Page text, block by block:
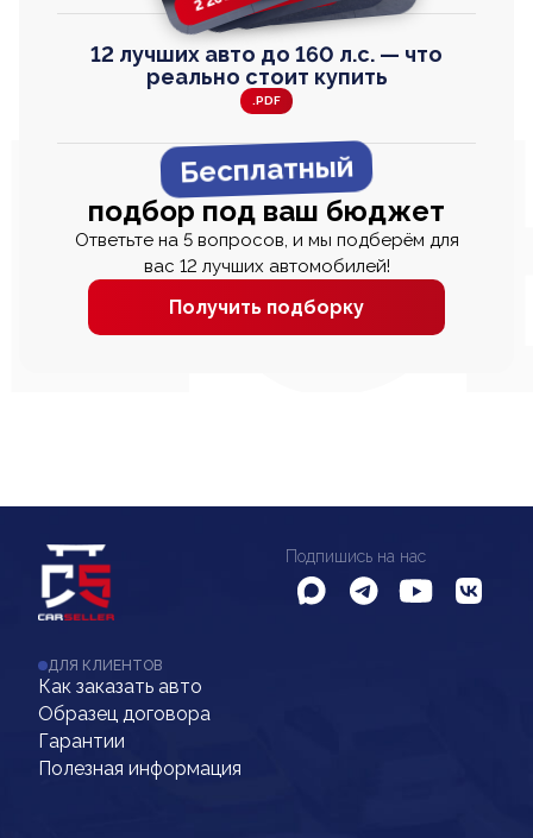
12 лучших авто до 160 л.с. — что
реально стоит купить
.PDF
Бесплатный
подбор под ваш бюджет
Ответьте на 5 вопросов, и мы подберём для
вас 12 лучших автомобилей!
Получить подборку
Подпишись на нас
ДЛЯ КЛИЕНТОВ
Как заказать авто
Образец договора
Гарантии
Полезная информация